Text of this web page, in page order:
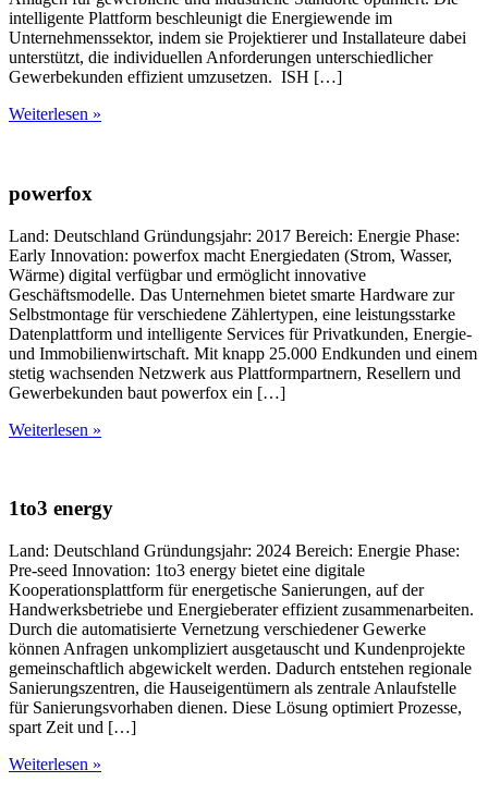
intelligente Plattform beschleunigt die Energiewende im
Unternehmenssektor, indem sie Projektierer und Installateure dabei
unterstützt, die individuellen Anforderungen unterschiedlicher
Gewerbekunden effizient umzusetzen. ISH […]
Weiterlesen »
powerfox
Land: Deutschland Gründungsjahr: 2017 Bereich: Energie Phase:
Early Innovation: powerfox macht Energiedaten (Strom, Wasser,
Wärme) digital verfügbar und ermöglicht innovative
Geschäftsmodelle. Das Unternehmen bietet smarte Hardware zur
Selbstmontage für verschiedene Zählertypen, eine leistungsstarke
Datenplattform und intelligente Services für Privatkunden, Energie-
und Immobilienwirtschaft. Mit knapp 25.000 Endkunden und einem
stetig wachsenden Netzwerk aus Plattformpartnern, Resellern und
Gewerbekunden baut powerfox ein […]
Weiterlesen »
1to3 energy
Land: Deutschland Gründungsjahr: 2024 Bereich: Energie Phase:
Pre-seed Innovation: 1to3 energy bietet eine digitale
Kooperationsplattform für energetische Sanierungen, auf der
Handwerksbetriebe und Energieberater effizient zusammenarbeiten.
Durch die automatisierte Vernetzung verschiedener Gewerke
können Anfragen unkompliziert ausgetauscht und Kundenprojekte
gemeinschaftlich abgewickelt werden. Dadurch entstehen regionale
Sanierungszentren, die Hauseigentümern als zentrale Anlaufstelle
für Sanierungsvorhaben dienen. Diese Lösung optimiert Prozesse,
spart Zeit und […]
Weiterlesen »